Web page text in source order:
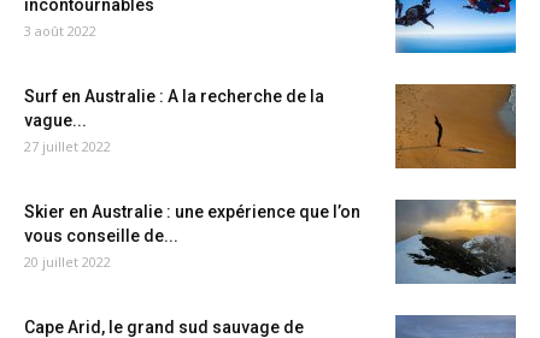
incontournables
3 août 2022
Surf en Australie : A la recherche de la
vague...
27 juillet 2022
Skier en Australie : une expérience que l’on
vous conseille de...
20 juillet 2022
Cape Arid, le grand sud sauvage de